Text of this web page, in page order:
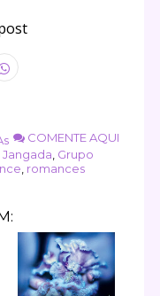
COMENTE AQUI
Jangada Grupo
romances